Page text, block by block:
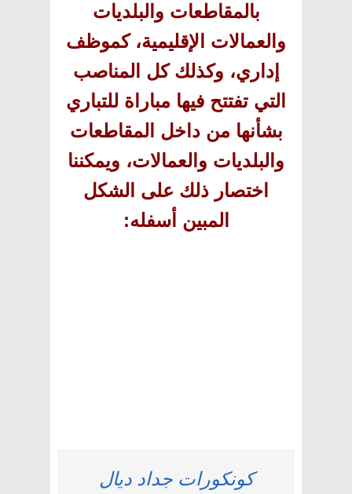
بالمقاطعات والبلديات
والعمالات الإقليمية، كموظف
إداري، وكذلك كل المناصب
التي تفتتح فيها مباراة للتباري
بشأنها من داخل المقاطعات
والبلديات والعمالات، ويمكننا
اختصار ذلك على الشكل
المبين أسفله:
كونكورات جداد ديال